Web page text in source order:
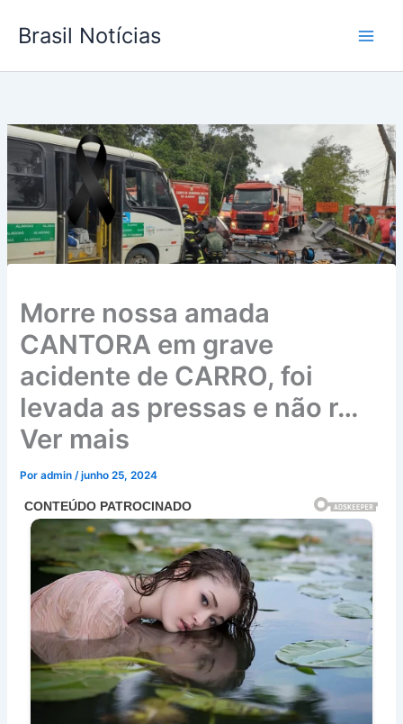
para
conteúdo
Brasil Notícias
Morre nossa amada
CANTORA em grave
acidente de CARRO, foi
levada as pressas e não r…
Ver mais
Poradmin/junho 25, 2024